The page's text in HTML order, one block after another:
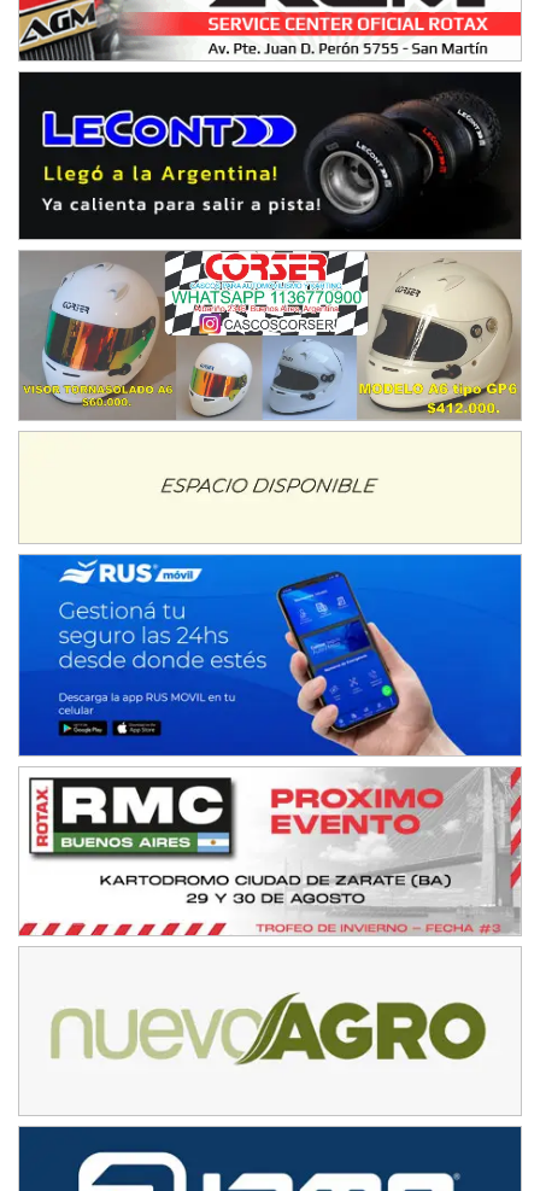
NORESTE SANTAFESINO - F6
Ciudad de Avellaneda (Asfalto)
SUR SANTAFESINO - F4
José Samuel Sánchez (Tierra)
Rufino (Santa Fe)
Juan Navarro (Asfalto)
El Timbó (Tucumán)